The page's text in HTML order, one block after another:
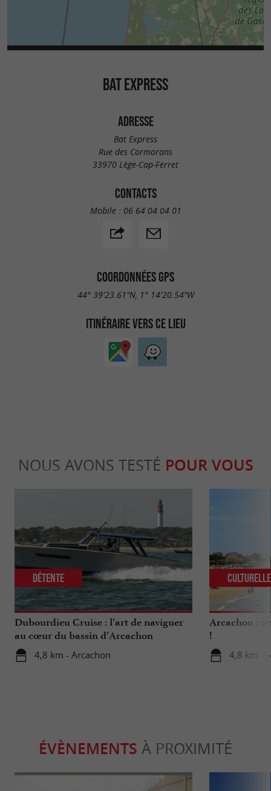
BAT EXPRESS
ADRESSE
Bat Express
Rue des Cormorans
33970 Lège-Cap-Ferret
CONTACTS
Mobile : 06 64 04 04 01
COORDONNÉES GPS
44° 39'23.61"N, 1° 14'20.54"W
ITINÉRAIRE VERS CE LIEU
NOUS AVONS TESTÉ POUR VOUS
Dubourdieu Cruise : l’art de naviguer
au cœur du bassin d’Arcachon
4,8 km - Arcachon
Détente
Arcachon :
!
4,8 km -
Culturelle
ÉVÈNEMENTS À PROXIMITÉ